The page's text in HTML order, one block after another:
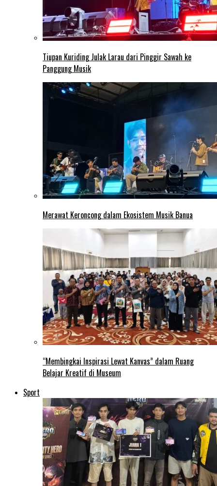
Tiupan Kuriding Julak Larau dari Pinggir Sawah ke
Panggung Musik
Merawat Keroncong dalam Ekosistem Musik Banua
“Membingkai Inspirasi Lewat Kanvas” dalam Ruang
Belajar Kreatif di Museum
Sport